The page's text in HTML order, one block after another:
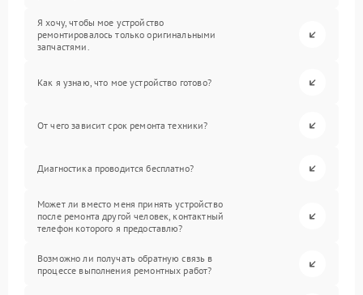
Я хочу, чтобы мое устройство
ремонтировалось только оригинальными
запчастями.
Как я узнаю, что мое устройство готово?
От чего зависит срок ремонта техники?
Диагностика проводится бесплатно?
Может ли вместо меня принять устройство
после ремонта другой человек, контактный
телефон которого я предоставлю?
Возможно ли получать обратную связь в
процессе выполнения ремонтных работ?